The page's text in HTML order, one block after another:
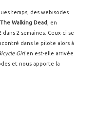
temps, des webisodes
The Walking Dead
, en
2 semaines. Ceux-ci se
dans le pilote alors à
Girlen est-elle arrivée
et nous apporte la